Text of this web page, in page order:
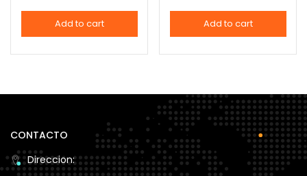
Tags
Color
Black (1)
Add to cart Add to cart
CONTACTO
Direccion: